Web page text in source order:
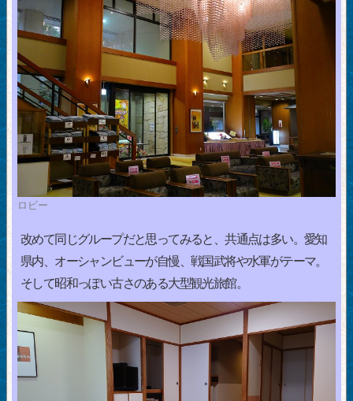
ロビー
改めて同じグループだと思ってみると、共通点は多い。愛知
県内、オーシャンビューが自慢、戦国武将や水軍がテーマ。
そして昭和っぽい古さのある大型観光旅館。